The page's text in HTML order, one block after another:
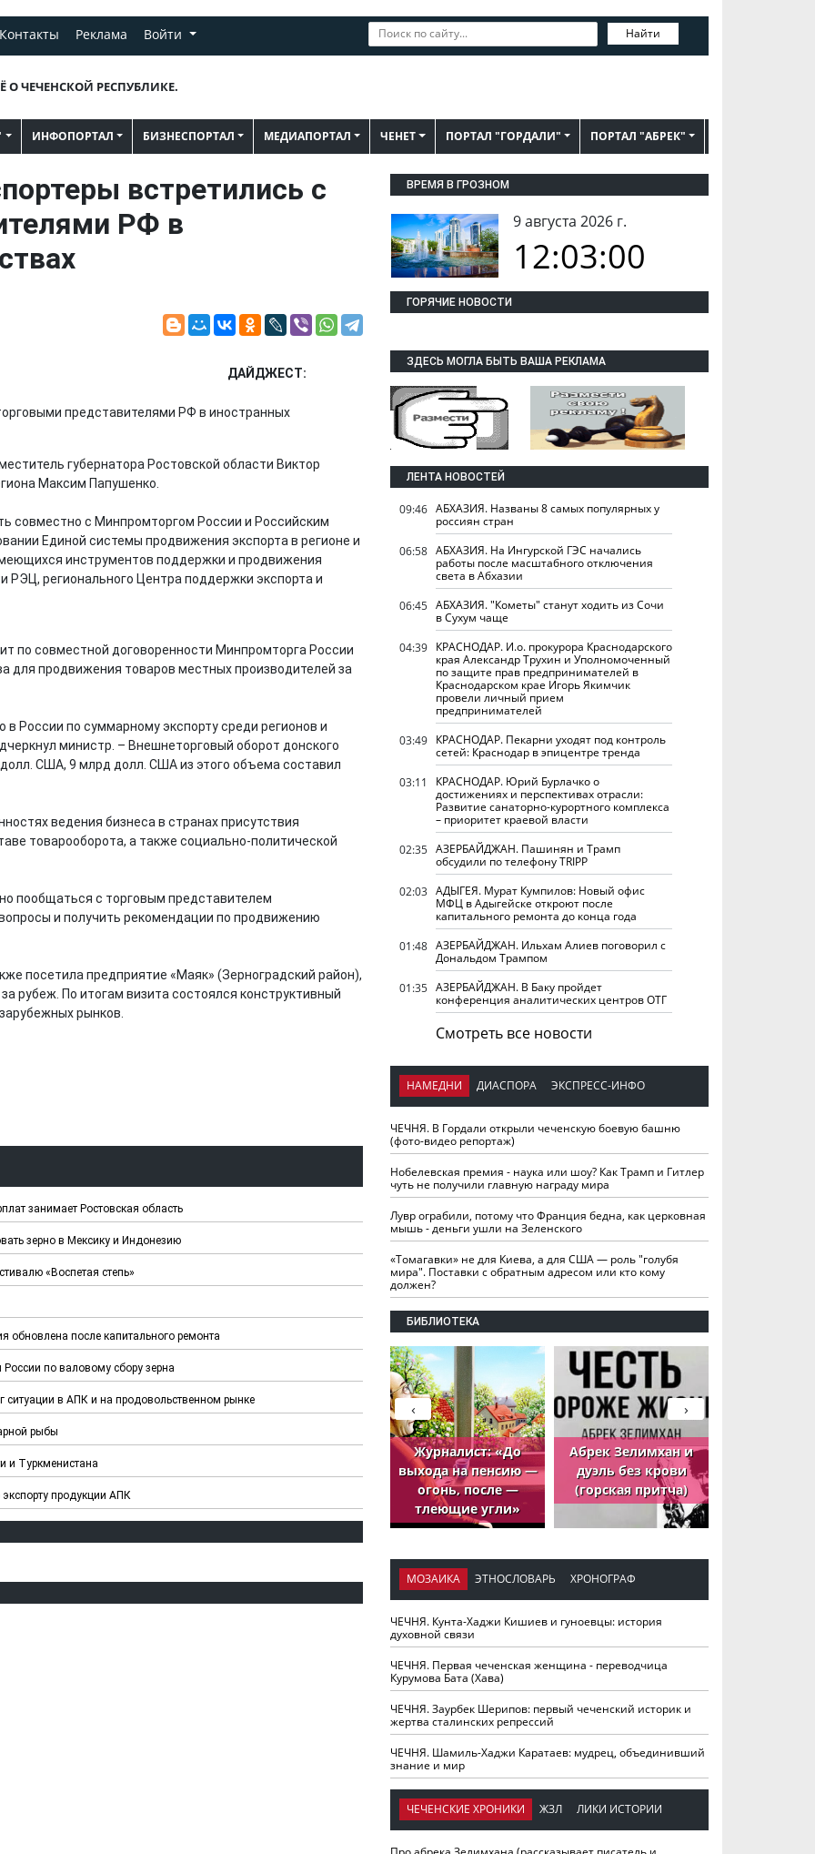
Контакты Реклама Войти Найти
О ЧЕЧЕНСКОЙ РЕСПУБЛИКЕ.
ИНФОПОРТАЛ БИЗНЕСПОРТАЛ МЕДИАПОРТАЛ ЧЕНЕТ ПОРТАЛ "ГОРДАЛИ" ПОРТАЛ "АБРЕК"
встретились с
РФ в
ДАЙДЖЕСТ:
губернатора Ростовской области Виктор
Максим Папушенко.
совместно с Минпромторгом России и Российским
Единой системы продвижения экспорта в регионе и
инструментов поддержки и продвижения
регионального Центра поддержки экспорта и
по совместной договоренности Минпромторга России
для продвижения товаров местных производителей за
России по суммарному экспорту среди регионов и
министр. – Внешнеторговый оборот донского
США, 9 млрд долл. США из этого объема составил
ведения бизнеса в странах присутствия
товарооборота, а также социально-политической
пообщаться с торговым представителем
и получить рекомендации по продвижению
посетила предприятие «Маяк» (Зерноградский район),
рубеж. По итогам визита состоялся конструктивный
рынков.
занимает Ростовская область
зерно в Мексику и Индонезию
«Воспетая степь»
обновлена после капитального ремонта
по валовому сбору зерна
в АПК и на продовольственном рынке
рыбы
и Туркменистана
продукции АПК
ВРЕМЯ В ГРОЗНОМ
9 августа 2026 г.
12:03:01
ГОРЯЧИЕ НОВОСТИ
ЗДЕСЬ МОГЛА БЫТЬ ВАША РЕКЛАМА
ЛЕНТА НОВОСТЕЙ
09:46 АБХАЗИЯ. Названы 8 самых популярных у
россиян стран
06:58 АБХАЗИЯ. На Ингурской ГЭС начались
работы после масштабного отключения
света в Абхазии
06:45 АБХАЗИЯ. "Кометы" станут ходить из Сочи
в Сухум чаще
04:39 КРАСНОДАР. И.о. прокурора Краснодарского
края Александр Трухин и Уполномоченный
по защите прав предпринимателей в
Краснодарском крае Игорь Якимчик
провели личный прием
предпринимателей
03:49 КРАСНОДАР. Пекарни уходят под контроль
сетей: Краснодар в эпицентре тренда
03:11
КРАСНОДАР. Юрий Бурлачко о
достижениях и перспективах отрасли:
Развитие санаторно-курортного комплекса
– приоритет краевой власти
02:35 АЗЕРБАЙДЖАН. Пашинян и Трамп
обсудили по телефону TRIPP
02:03 АДЫГЕЯ. Мурат Кумпилов: Новый офис
МФЦ в Адыгейске откроют после
капитального ремонта до конца года
01:48 АЗЕРБАЙДЖАН. Ильхам Алиев поговорил с
Дональдом Трампом
01:35 АЗЕРБАЙДЖАН. В Баку пройдет
конференция аналитических центров ОТГ
Смотреть все новости
НАМЕДНИ ДИАСПОРА ЭКСПРЕСС-ИНФО
ЧЕЧНЯ. В Гордали открыли чеченскую боевую башню
(фото-видео репортаж)
Нобелевская премия - наука или шоу? Как Трамп и Гитлер
чуть не получили главную награду мира
Лувр ограбили, потому что Франция бедна, как церковная
мышь - деньги ушли на Зеленского
«Томагавки» не для Киева, а для США — роль "голубя
мира". Поставки с обратным адресом или кто кому
должен?
БИБЛИОТЕКА
ЧЕЧНЯ. Обарг Варин
ЧЕЧНЯ. Хьаьжин
Журналист: «До
выхода на пенсию —
огонь, после —
тлеющие угли»
Абрек Зелимхан и
дуэль без крови
(горская притча)
›
‹
МОЗАИКА ЭТНОСЛОВАРЬ ХРОНОГРАФ
ЧЕЧНЯ. Кунта-Хаджи Кишиев и гуноевцы: история
духовной связи
ЧЕЧНЯ. Первая чеченская женщина - переводчица
Курумова Бата (Хава)
ЧЕЧНЯ. Заурбек Шерипов: первый чеченский историк и
жертва сталинских репрессий
ЧЕЧНЯ. Шамиль-Хаджи Каратаев: мудрец, объединивший
знание и мир
ЧЕЧЕНСКИЕ ХРОНИКИ ЖЗЛ ЛИКИ ИСТОРИИ